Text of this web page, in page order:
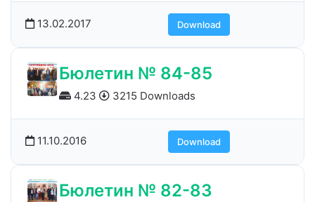
13.02.2017 Download
Бюлетин № 84-85
4.23 3215 Downloads
11.10.2016 Download
Бюлетин № 82-83